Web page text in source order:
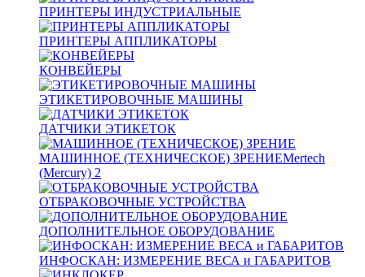
ПРИНТЕРЫ ИНДУСТРИАЛЬНЫЕ
ПРИНТЕРЫ АППЛИКАТОРЫ
КОНВЕЙЕРЫ
ЭТИКЕТИРОВОЧНЫЕ МАШИНЫ
ДАТЧИКИ ЭТИКЕТОК
МАШИННОЕ (ТЕХНИЧЕСКОЕ) ЗРЕНИЕMertech
(Mercury) 2
ОТБРАКОВОЧНЫЕ УСТРОЙСТВА
ДОПОЛНИТЕЛЬНОЕ ОБОРУДОВАНИЕ
ИНФОСКАН: ИЗМЕРЕНИЕ ВЕСА и ГАБАРИТОВ